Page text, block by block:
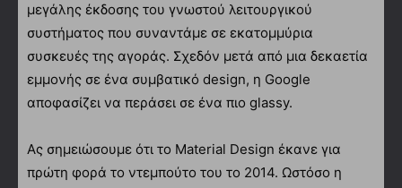
μεγάλης έκδοσης του γνωστού λειτουργικού
συστήματος που συναντάμε σε εκατομμύρια
συσκευές της αγοράς. Σχεδόν μετά από μια δεκαετία
εμμονής σε ένα συμβατικό design, η Google
αποφασίζει να περάσει σε ένα πιο glassy.
Ας σημειώσουμε ότι το Material Design έκανε για
πρώτη φορά το ντεμπούτο του το 2014. Ωστόσο η